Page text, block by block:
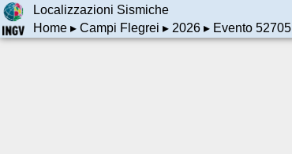
Localizzazioni Sismiche
Home▸ Campi Flegrei ▸ 2026▸ Evento 52705